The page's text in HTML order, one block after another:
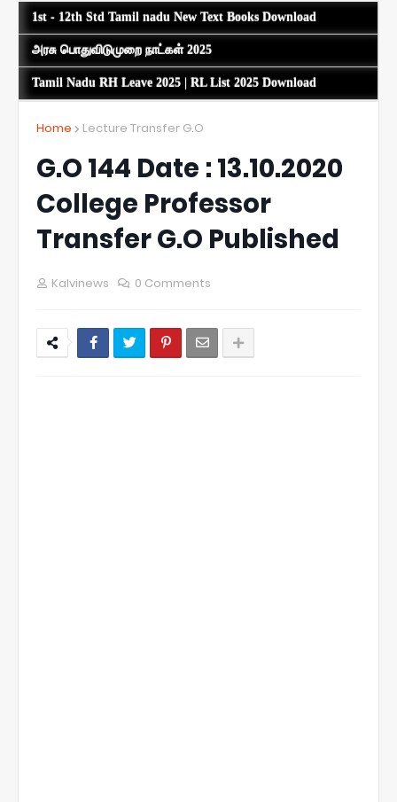
1st - 12th Std Tamil nadu New Text Books Download
அரசு பொதுவிடுமுறை நாட்கள் 2025
Tamil Nadu RH Leave 2025 | RL List 2025 Download
Home Lecture Transfer G.O
G.O 144 Date : 13.10.2020
College Professor
Transfer G.O Published
Kalvinews 0 Comments